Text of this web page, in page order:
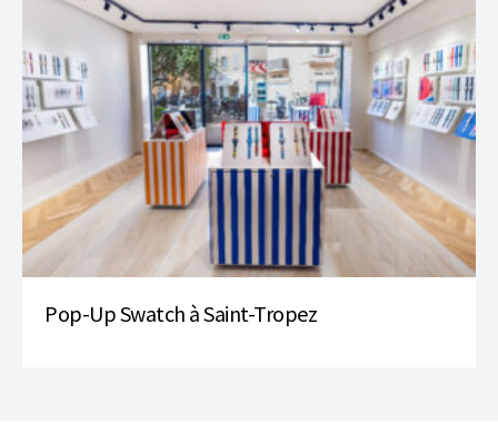
Pop-Up Swatch à Saint-Tropez